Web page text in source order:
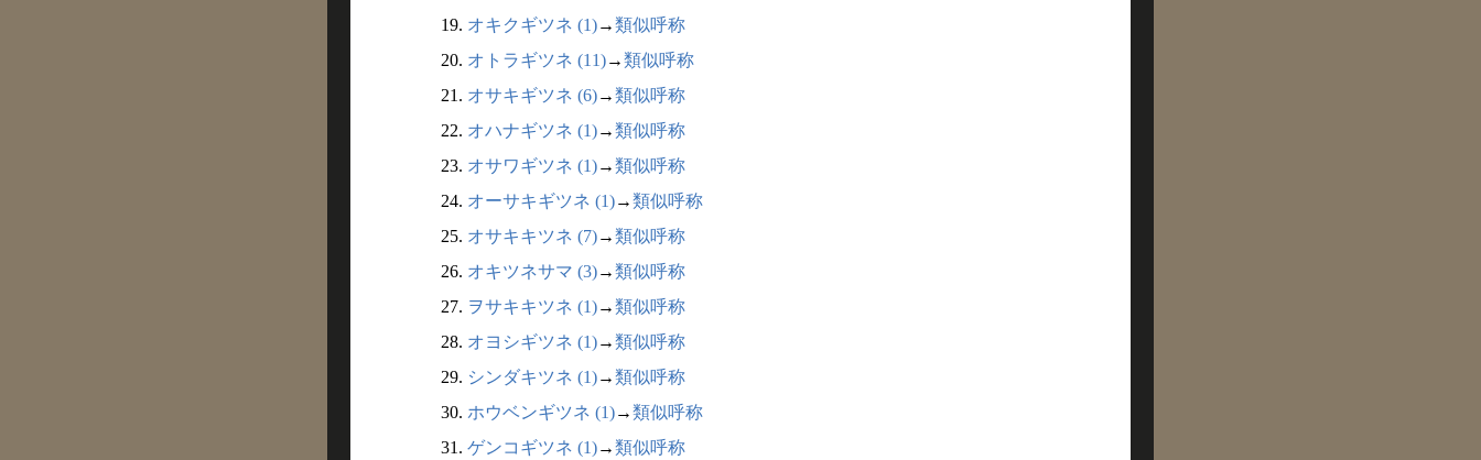
19. オキクギツネ (1)→類似呼称
20. オトラギツネ (11)→類似呼称
21. オサキギツネ (6)→類似呼称
22. オハナギツネ (1)→類似呼称
23. オサワギツネ (1)→類似呼称
24. オーサキギツネ (1)→類似呼称
25. オサキキツネ (7)→類似呼称
26. オキツネサマ (3)→類似呼称
27. ヲサキキツネ (1)→類似呼称
28. オヨシギツネ (1)→類似呼称
29. シンダキツネ (1)→類似呼称
30. ホウベンギツネ (1)→類似呼称
31. ゲンコギツネ (1)→類似呼称